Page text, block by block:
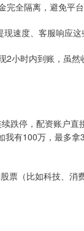
全隔离，避免平台
速度、客服响应这
小时内到账，虽然
跌停，配资账户直
我有100万，最多
票（比如科技、消